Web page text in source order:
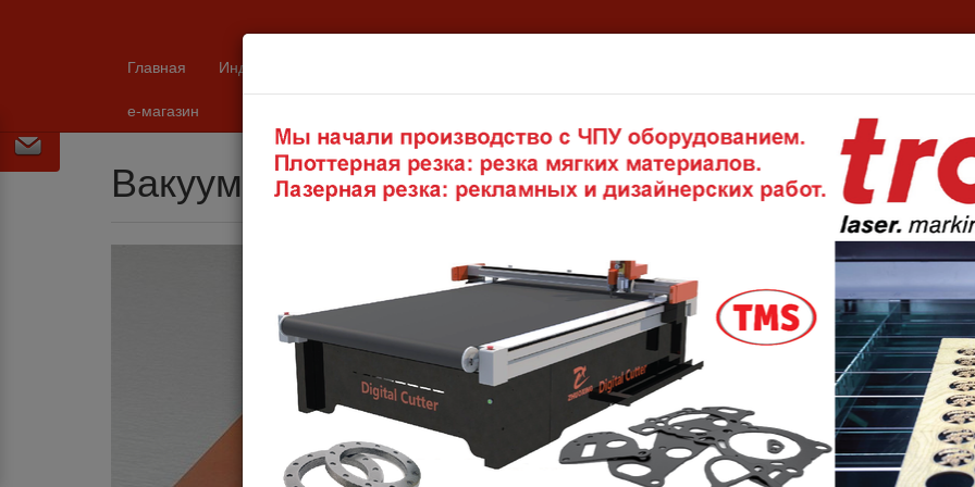
Главная Индустрия
е-магазин
Вакуумная силиконовая резина